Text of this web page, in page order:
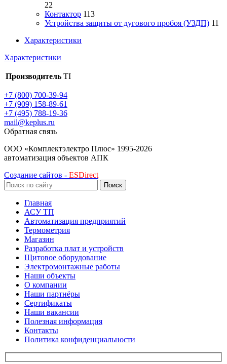
22
Контактор 113
Устройства защиты от дугового пробоя (УЗДП) 11
Характеристики
Характеристики
Производитель TI
+7 (800) 700-39-94
+7 (909) 158-89-61
+7 (495) 788-19-36
mail@keplus.ru
Обратная связь
ООО «Комплектэлектро Плюс» 1995-2026
автоматизация объектов АПК
Создание сайтов - ESDirect
Поиск
Главная
АСУ ТП
Автоматизация предприятий
Термометрия
Магазин
Разработка плат и устройств
Щитовое оборудование
Электромонтажные работы
Наши объекты
О компании
Наши партнёры
Сертификаты
Наши вакансии
Полезная информация
Контакты
Политика конфиденциальности